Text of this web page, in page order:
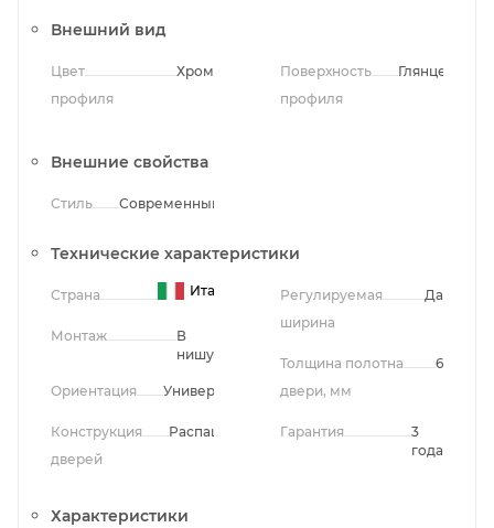
Внешний вид
Цвет
профиля
Хром
Поверхность
профиля
Глянцевая
Внешние свойства
Стиль Современный
Технические характеристики
Страна Италия
Монтаж
В
нишу
Ориентация Универсальная
Конструкция
дверей
Распашная
Регулируемая
ширина
Да
Толщина полотна
двери, мм
6
Гарантия
3
года
Характеристики